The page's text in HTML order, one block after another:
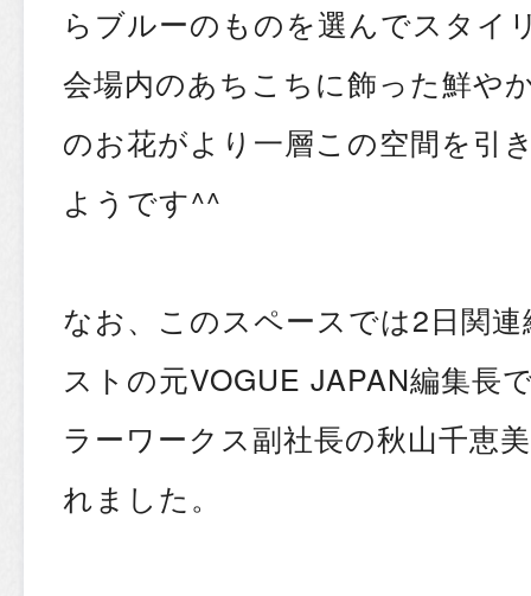
らブルーのものを選んでスタイ
会場内のあちこちに飾った鮮や
のお花がより一層この空間を引
ようです^^
なお、このスペースでは2日関
ストの元VOGUE JAPAN編集長
ラーワークス副社長の秋山千恵
れました。